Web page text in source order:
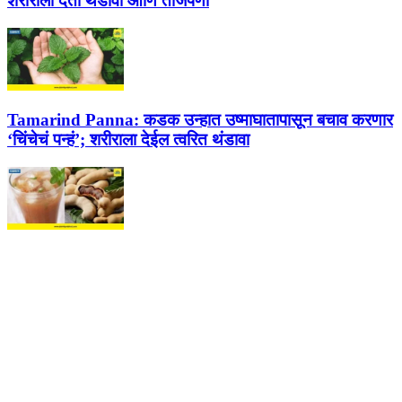
Tamarind Panna: कडक उन्हात उष्माघातापासून बचाव करणार
‘चिंचेचं पन्हं’; शरीराला देईल त्वरित थंडावा